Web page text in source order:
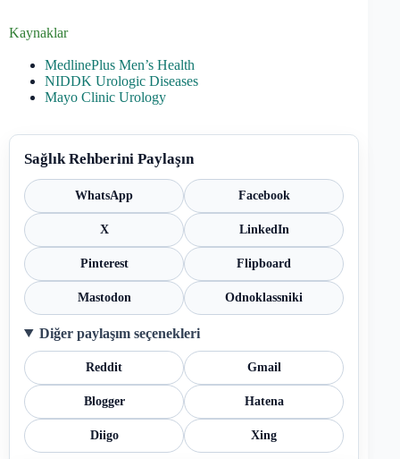
Kaynaklar
MedlinePlus Men’s Health
NIDDK Urologic Diseases
Mayo Clinic Urology
Sağlık Rehberini Paylaşın
WhatsApp Facebook
X LinkedIn
Pinterest Flipboard
Mastodon Odnoklassniki
Diğer paylaşım seçenekleri
Reddit Gmail
Blogger Hatena
Diigo Xing